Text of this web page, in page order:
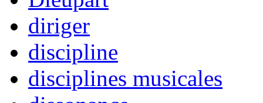
diriger
discipline
disciplines musicales